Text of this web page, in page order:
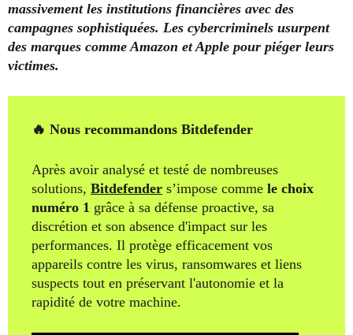
massivement les institutions financières avec des
campagnes sophistiquées. Les cybercriminels usurpent
des marques comme Amazon et Apple pour piéger leurs
victimes.
🔥 Nous recommandons Bitdefender
Après avoir analysé et testé de nombreuses
solutions, Bitdefender s’impose comme le choix
numéro 1 grâce à sa défense proactive, sa
discrétion et son absence d'impact sur les
performances. Il protège efficacement vos
appareils contre les virus, ransomwares et liens
suspects tout en préservant l'autonomie et la
rapidité de votre machine.